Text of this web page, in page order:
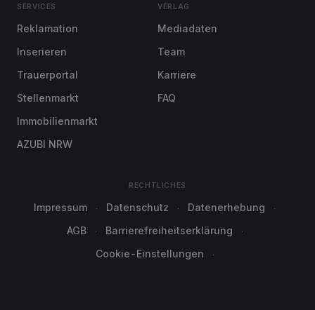
SERVICES
Reklamation
Inserieren
Trauerportal
Stellenmarkt
Immobilienmarkt
AZUBI NRW
VERLAG
Mediadaten
Team
Karriere
FAQ
RECHTLICHES
Impressum Datenschutz
Datenerhebung
AGB
Barrierefreiheitserklärung
Cookie-Einstellungen